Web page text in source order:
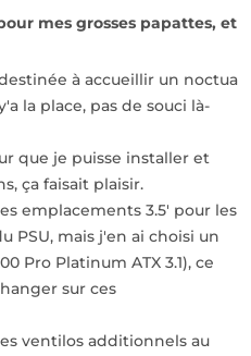
mes grosses papattes, et
à accueillir un noctua
la place, pas de souci là-
que je puisse installer et
ça faisait plaisir.
emplacements 3.5' pour les
PSU, mais j'en ai choisi un
Pro Platinum ATX 3.1), ce
sur ces
ventilos additionnels au